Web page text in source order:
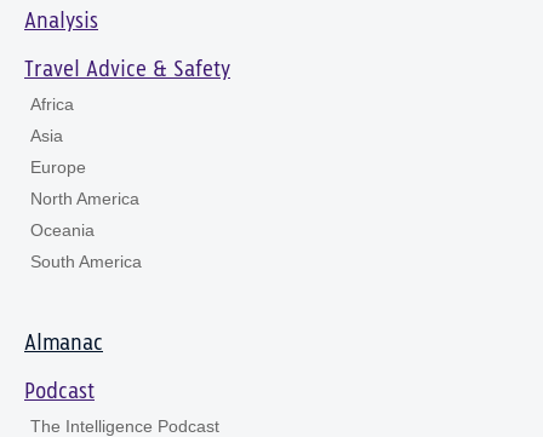
Analysis
Travel Advice & Safety
Africa
Asia
Europe
North America
Oceania
South America
Almanac
Podcast
The Intelligence Podcast